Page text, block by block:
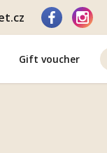
Gift voucher